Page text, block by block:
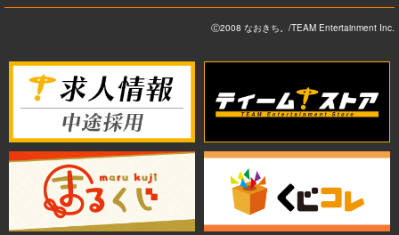
Ⓒ2008 なおきち。/TEAM Entertainment Inc.